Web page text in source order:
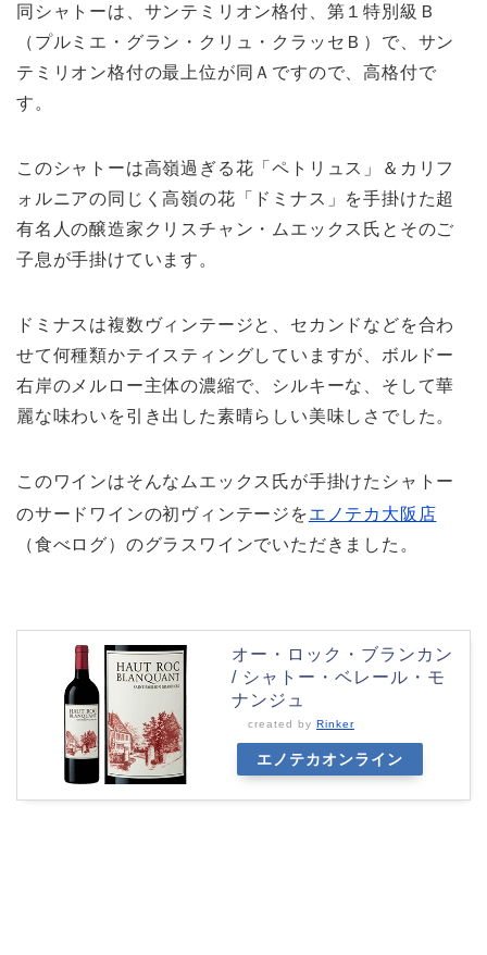
同シャトーは、サンテミリオン格付、第１特別級Ｂ
（プルミエ・グラン・クリュ・クラッセＢ）で、サン
テミリオン格付の最上位が同Ａですので、高格付で
す。
このシャトーは高嶺過ぎる花「ペトリュス」＆カリフ
ォルニアの同じく高嶺の花「ドミナス」を手掛けた超
有名人の醸造家クリスチャン・ムエックス氏とそのご
子息が手掛けています。
ドミナスは複数ヴィンテージと、セカンドなどを合わ
せて何種類かテイスティングしていますが、ボルドー
右岸のメルロー主体の濃縮で、シルキーな、そして華
麗な味わいを引き出した素晴らしい美味しさでした。
このワインはそんなムエックス氏が手掛けたシャトー
のサードワインの初ヴィンテージをエノテカ大阪店
（食べログ）のグラスワインでいただきました。
オー・ロック・ブランカン
/ シャトー・ベレール・モ
ナンジュ
created by Rinker
エノテカオンライン